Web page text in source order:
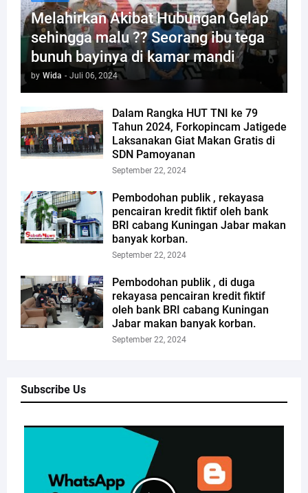
Melahirkan Akibat Hubungan Gelap
sehingga malu ?? Seorang ibu tega
bunuh bayinya di kamar mandi
by Wida - Juli 06, 2024
Dalam Rangka HUT TNI ke 79
Tahun 2024, Forkopincam Jatigede
Laksanakan Giat Makan Gratis di
SDN Pamoyanan
September 22, 2024
Pembodohan publik , rekayasa
pencairan kredit fiktif oleh bank
BRI cabang Kuningan Jabar makan
banyak korban.
September 22, 2024
Pembodohan publik , di duga
rekayasa pencairan kredit fiktif
oleh bank BRI cabang Kuningan
Jabar makan banyak korban.
September 22, 2024
Subscribe Us